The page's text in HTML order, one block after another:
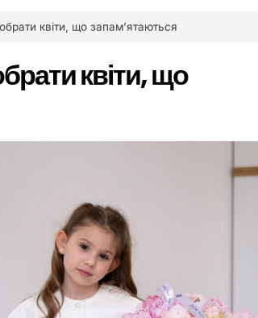
квіти, що запам’ятаються
квіти, що